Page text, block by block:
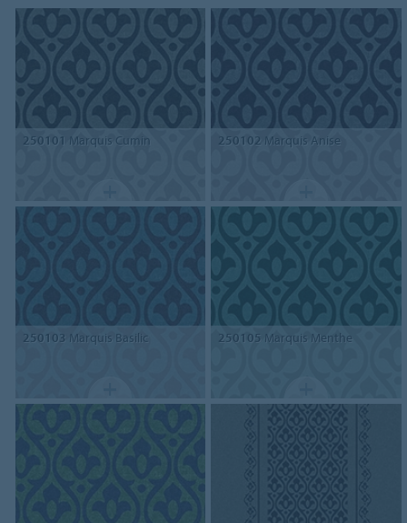
250101 Marquis Cumin 250102 Marquis Anise
250103 Marquis Basilic 250105 Marquis Menthe